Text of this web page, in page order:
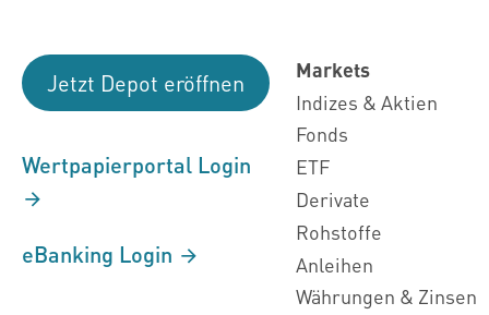
Jetzt Depot eröffnen
Wertpapierportal Login
eBanking Login
Markets
Indizes & Aktien
Fonds
ETF
Derivate
Rohstoffe
Anleihen
Währungen & Zinsen